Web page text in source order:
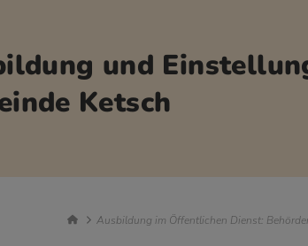
und
Ketsch
Breadcrumb Navigation
Ausbildung im Öffentlichen Dienst: